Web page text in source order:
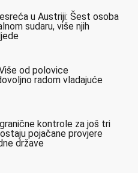
u Austriji: Šest osoba
sudaru, više njih
od polovice
radom vladajuće
kontrole za još tri
pojačane provjere
države